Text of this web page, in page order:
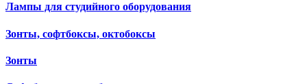
Лампы для студийного оборудования
Зонты, софтбоксы, октобоксы
Зонты